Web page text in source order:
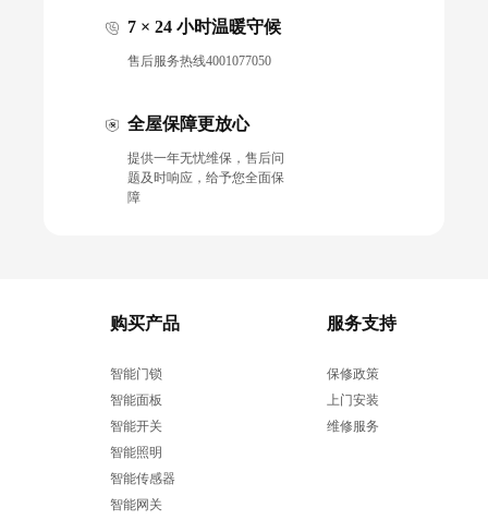
7 × 24 小时温暖守候
售后服务热线4001077050
全屋保障更放心
提供一年无忧维保，售后问
题及时响应，给予您全面保
障
购买产品
智能门锁
智能面板
智能开关
智能照明
智能传感器
智能网关
服务支持
保修政策
上门安装
维修服务